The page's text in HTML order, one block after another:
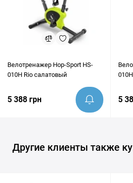
Велотренажер Hop-Sport HS-
010H Rio салатовый
5 388 грн 5
Другие клиенты также